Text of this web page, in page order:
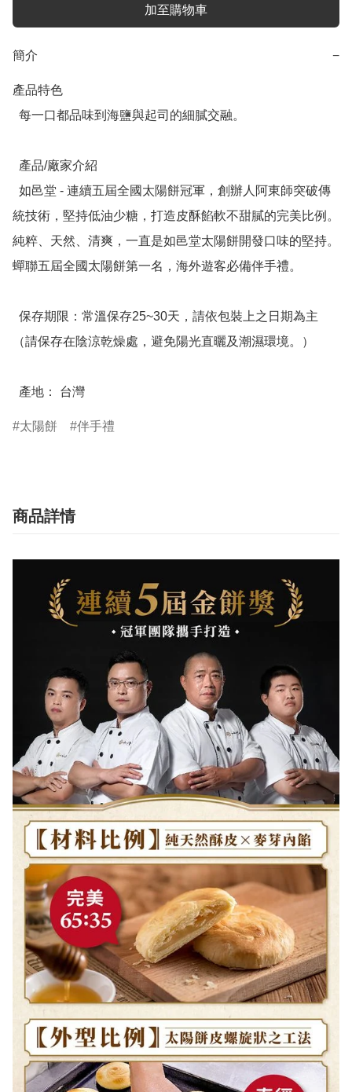
加至購物車
簡介 −
產品特色
統技術，堅持低油少糖，打造皮酥餡軟不甜膩的完美比例。
純粹、天然、清爽，一直是如邑堂太陽餅開發口味的堅持。
蟬聯五屆全國太陽餅第一名，海外遊客必備伴手禮。
（請保存在陰涼乾燥處，避免陽光直曬及潮濕環境。）
  產地： 台灣
太陽餅 伴手禮
商品詳情